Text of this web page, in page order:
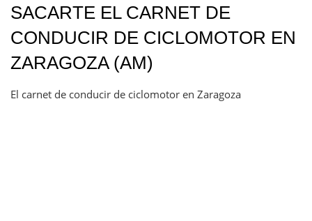
SACARTE EL CARNET DE
CONDUCIR DE CICLOMOTOR EN
ZARAGOZA (AM)
El carnet de conducir de ciclomotor en Zaragoza